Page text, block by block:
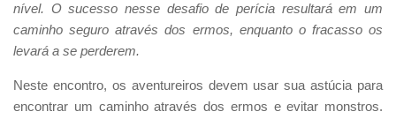
nível. O sucesso nesse desafio de perícia resultará em um
caminho seguro através dos ermos, enquanto o fracasso os
levará a se perderem.
Neste encontro, os aventureiros devem usar sua astúcia para
encontrar um caminho através dos ermos e evitar monstros.